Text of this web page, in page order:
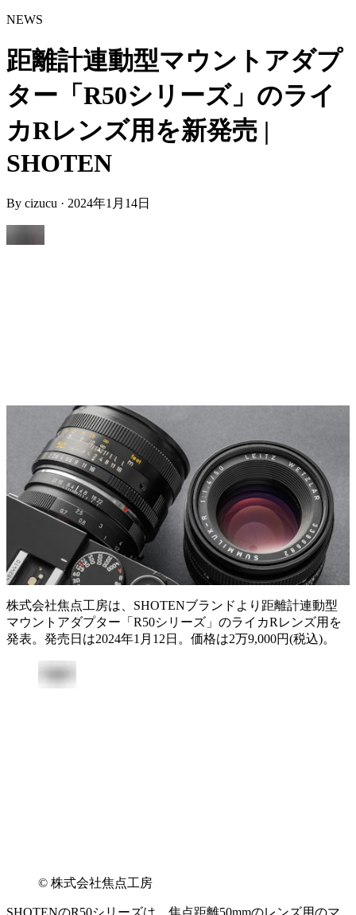
NEWS
距離計連動型マウントアダプ
ター「R50シリーズ」のライ
カRレンズ用を新発売 |
SHOTEN
By cizucu · 2024年1月14日
株式会社焦点工房は、SHOTENブランドより距離計連動型
マウントアダプター「R50シリーズ」のライカRレンズ用を
発表。発売日は2024年1月12日。価格は2万9,000円(税込)。
©︎ 株式会社焦点工房